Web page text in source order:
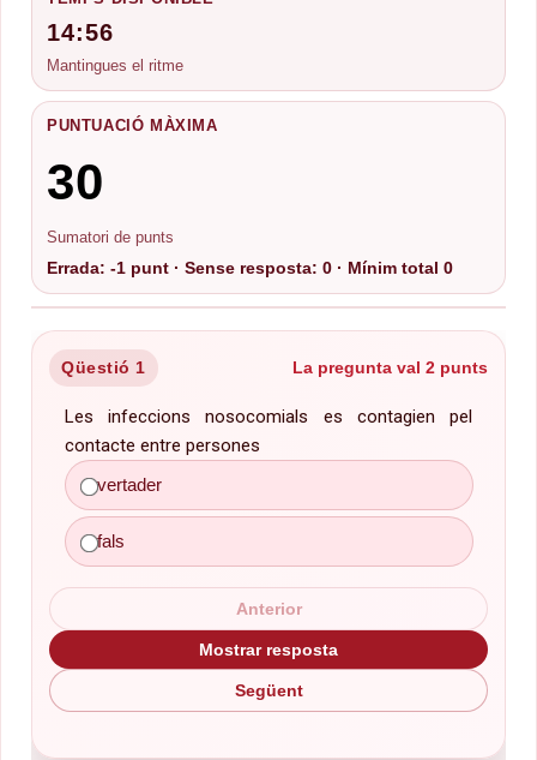
14:56
Mantingues el ritme
PUNTUACIÓ MÀXIMA
30
Sumatori de punts
Errada: -1 punt · Sense resposta: 0 · Mínim total 0
Qüestió 1 La pregunta val 2 punts
Les infeccions nosocomials es contagien pel
contacte entre persones
vertader
fals
Anterior
Mostrar resposta
Següent
fals